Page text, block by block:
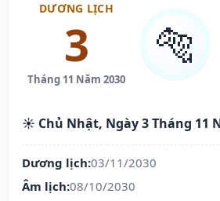
DƯƠNG LỊCH
3
Tháng 11 Năm 2030
🐅
☀️ Chủ Nhật, Ngày 3 Tháng 11
Dương lịch:03/11/2030
Âm lịch:08/10/2030